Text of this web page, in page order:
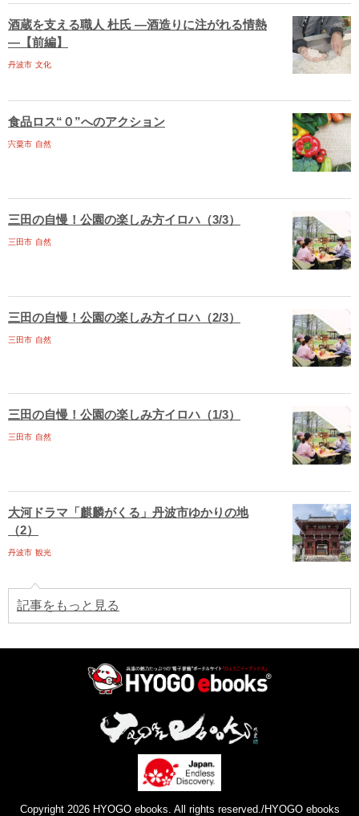
酒蔵を支える職人 杜氏 ―酒造りに注がれる情熱
―【前編】
丹波市 文化
食品ロス“０”へのアクション
宍粟市 自然
三田の自慢！公園の楽しみ方イロハ（3/3）
三田市 自然
三田の自慢！公園の楽しみ方イロハ（2/3）
三田市 自然
三田の自慢！公園の楽しみ方イロハ（1/3）
三田市 自然
大河ドラマ「麒麟がくる」丹波市ゆかりの地
（2）
丹波市 観光
記事をもっと見る
Copyright 2026 HYOGO ebooks. All rights reserved./HYOGO ebooks